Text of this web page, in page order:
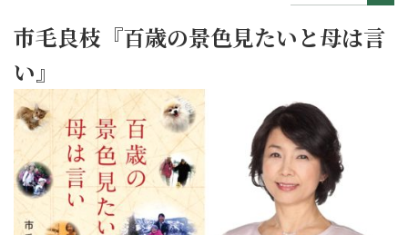
市毛良枝『百歳の景色見たいと母は言
い』